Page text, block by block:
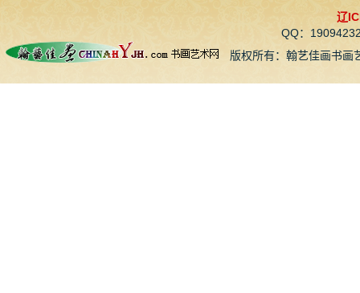
辽
QQ：
版权所有：翰艺佳画书